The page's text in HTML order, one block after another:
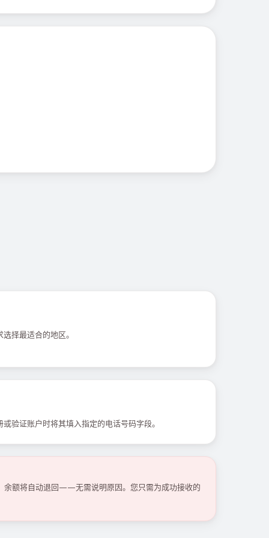
择最适合的地区。
验证账户时将其填入指定的电话号码字段。
余额将自动退回——无需说明原因。您只需为成功接收的